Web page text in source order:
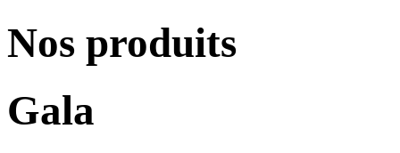
Nos produits
Gala